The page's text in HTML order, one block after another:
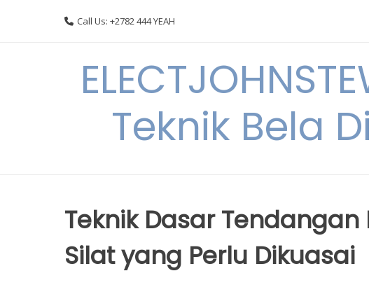
Call Us: +2782 444 YEAH
Teknik Bela
Teknik Dasar
Silat yang Perlu Dikuasai